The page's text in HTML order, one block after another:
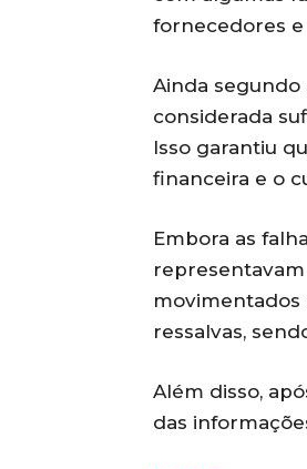
fornecedores e
Ainda segundo
considerada
Isso garantiu
financeira e o
Embora as
movimentados
ressalvas,
Além disso,
das